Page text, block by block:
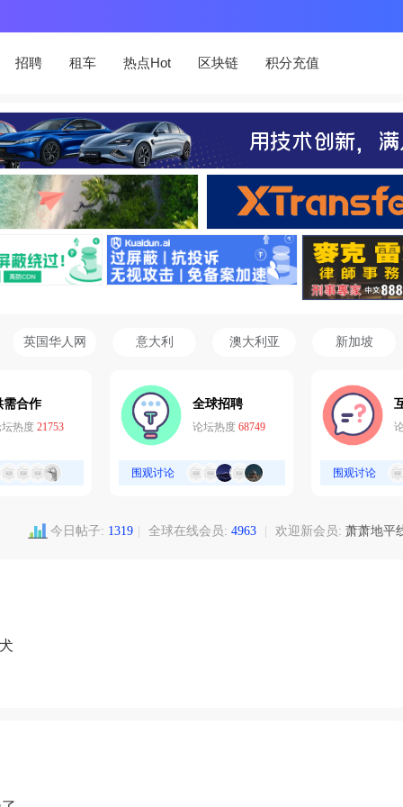
招聘 租车 热点Hot 区块链 积分充值
英国华人网 意大利 澳大利亚 新加坡
需合作
热度 21753
全球招聘
论坛热度 68749
围观讨论 围观讨论
今日帖子: 1319 全球在线会员: 4963 欢迎新会员: 萧萧地平